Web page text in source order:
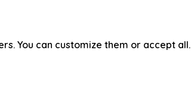
You can customize them or accept all.